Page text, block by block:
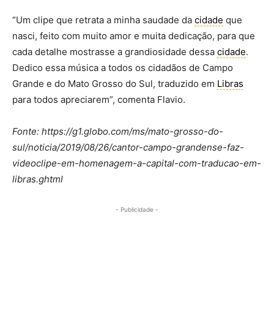
“Um clipe que retrata a minha saudade da cidade que
nasci, feito com muito amor e muita dedicação, para que
cada detalhe mostrasse a grandiosidade dessa cidade.
Dedico essa música a todos os cidadãos de Campo
Grande e do Mato Grosso do Sul, traduzido em Libras
para todos apreciarem”, comenta Flavio.
Fonte: https://g1.globo.com/ms/mato-grosso-do-
sul/noticia/2019/08/26/cantor-campo-grandense-faz-
videoclipe-em-homenagem-a-capital-com-traducao-em-
libras.ghtml
- Publicidade -